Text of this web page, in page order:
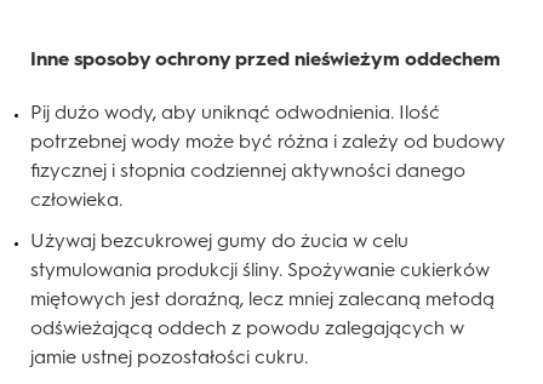
Inne sposoby ochrony przed nieświeżym oddechem
Pij dużo wody, aby uniknąć odwodnienia. Ilość
potrzebnej wody może być różna i zależy od budowy
fizycznej i stopnia codziennej aktywności danego
człowieka.
Używaj bezcukrowej gumy do żucia w celu
stymulowania produkcji śliny. Spożywanie cukierków
miętowych jest doraźną, lecz mniej zalecaną metodą
odświeżającą oddech z powodu zalegających w
jamie ustnej pozostałości cukru.